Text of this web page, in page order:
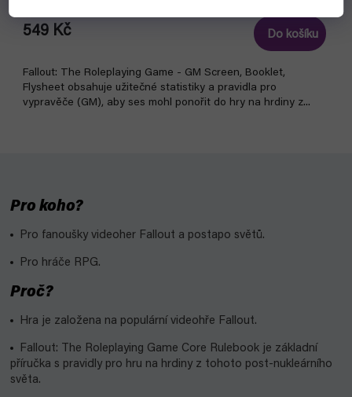
549 Kč Do košíku
Fallout: The Roleplaying Game - GM Screen, Booklet,
Flysheet obsahuje užitečné statistiky a pravidla pro
vypravěče (GM), aby ses mohl ponořit do hry na hrdiny z...
Pro koho?
Pro fanoušky videoher Fallout a postapo světů.
Pro hráče RPG.
Proč?
Hra je založena na populární videohře Fallout.
Fallout: The Roleplaying Game Core Rulebook je základní
příručka s pravidly pro hru na hrdiny z tohoto post-nukleárního
světa.